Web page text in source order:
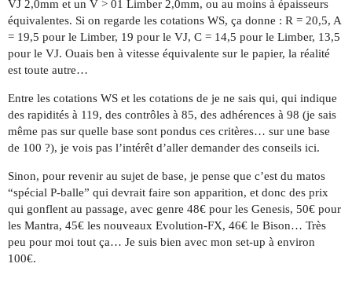
VJ 2,0mm et un V > 01 Limber 2,0mm, ou au moins à épaisseurs
équivalentes. Si on regarde les cotations WS, ça donne : R = 20,5, A
= 19,5 pour le Limber, 19 pour le VJ, C = 14,5 pour le Limber, 13,5
pour le VJ. Ouais ben à vitesse équivalente sur le papier, la réalité
est toute autre…
Entre les cotations WS et les cotations de je ne sais qui, qui indique
des rapidités à 119, des contrôles à 85, des adhérences à 98 (je sais
même pas sur quelle base sont pondus ces critères… sur une base
de 100 ?), je vois pas l’intérêt d’aller demander des conseils ici.
Sinon, pour revenir au sujet de base, je pense que c’est du matos
“spécial P-balle” qui devrait faire son apparition, et donc des prix
qui gonflent au passage, avec genre 48€ pour les Genesis, 50€ pour
les Mantra, 45€ les nouveaux Evolution-FX, 46€ le Bison… Très
peu pour moi tout ça… Je suis bien avec mon set-up à environ
100€.